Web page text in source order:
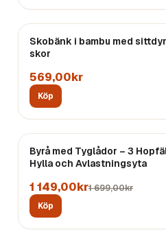
Skobänk i bambu med
skor
569,00kr
Köp
REA
Byrå med Tyglådor – 3
Hylla och Avlastningsyta
1 149,00kr1 699,00kr
Köp